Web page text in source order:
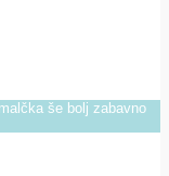
še bolj zabavno